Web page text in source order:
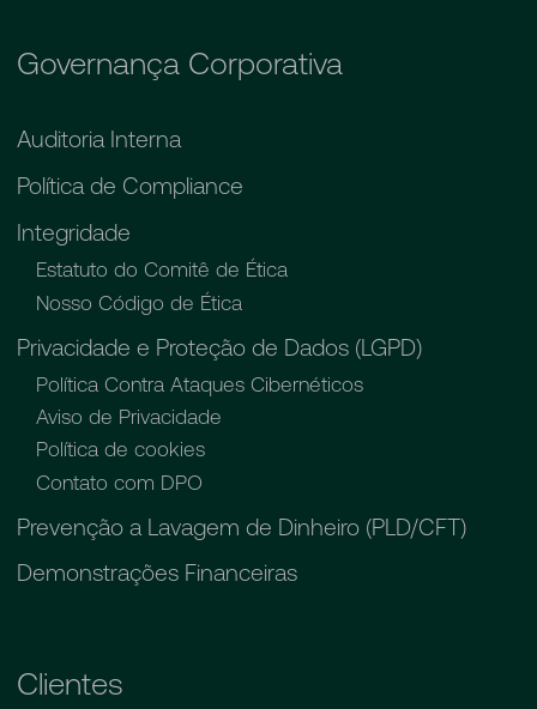
Governança Corporativa
Auditoria Interna
Política de Compliance
Integridade
Estatuto do Comitê de Ética
Nosso Código de Ética
Privacidade e Proteção de Dados (LGPD)
Política Contra Ataques Cibernéticos
Aviso de Privacidade
Política de cookies
Contato com DPO
Prevenção a Lavagem de Dinheiro (PLD/CFT)
Demonstrações Financeiras
Clientes